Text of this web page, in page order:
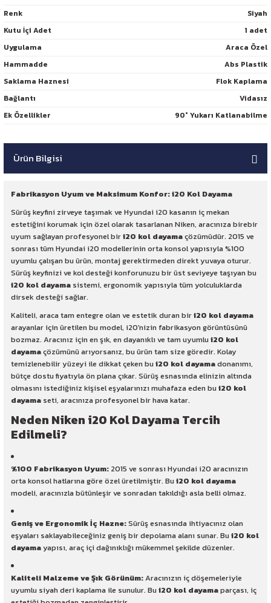
Renk
Siyah
Kutu İçi Adet
1 adet
Uygulama
Araca Özel
Hammadde
Abs Plastik
Saklama Haznesi
Flok Kaplama
Bağlantı
Vidasız
Ek Özellikler
90° Yukarı Katlanabilme
Ürün Bilgisi
Fabrikasyon Uyum ve Maksimum Konfor: i20 Kol Dayama
Sürüş keyfini zirveye taşımak ve Hyundai i20 kasanın iç mekan
estetiğini korumak için özel olarak tasarlanan Niken, aracınıza birebir
uyum sağlayan profesyonel biri20 kol dayamaçözümüdür. 2015 ve
sonrası tüm Hyundai i20 modellerinin orta konsol yapısıyla %100
uyumlu çalışan bu ürün, montaj gerektirmeden direkt yuvaya oturur.
Sürüş keyfinizi ve kol desteği konforunuzu bir üst seviyeye taşıyan bu
i20 kol dayama sistemi, ergonomik yapısıyla tüm yolculuklarda
dirsek desteği sağlar.
Kaliteli, araca tam entegre olan ve estetik duran biri20 kol dayama
arayanlar için üretilen bu model, i20'nizin fabrikasyon görüntüsünü
bozmaz. Aracınız için en şık, en dayanıklı ve tam uyumlu i20 kol
dayamaçözümünü arıyorsanız, bu ürün tam size göredir. Kolay
temizlenebilir yüzeyi ile dikkat çeken bu i20 kol dayamadonanımı,
bütçe dostu fiyatıyla ön plana çıkar. Sürüş esnasında elinizin altında
olmasını istediğiniz kişisel eşyalarınızı muhafaza eden bu i20 kol
dayama seti, aracınıza profesyonel bir hava katar.
Neden Niken i20 Kol Dayama Tercih
Edilmeli?
%100 Fabrikasyon Uyum: 2015 ve sonrası Hyundai i20 aracınızın
orta konsol hatlarına göre özel üretilmiştir. Bu i20 kol dayama
modeli, aracınızla bütünleşir ve sonradan takıldığı asla belli olmaz.
Geniş ve Ergonomik İç Hazne:Sürüş esnasında ihtiyacınız olan
eşyaları saklayabileceğiniz geniş bir depolama alanı sunar. Bu i20 kol
dayamayapısı, araç içi dağınıklığı mükemmel şekilde düzenler.
Kaliteli Malzeme ve Şık Görünüm:Aracınızın iç döşemeleriyle
uyumlu siyah deri kaplama ile sunulur. Bu i20 kol dayamaparçası, iç